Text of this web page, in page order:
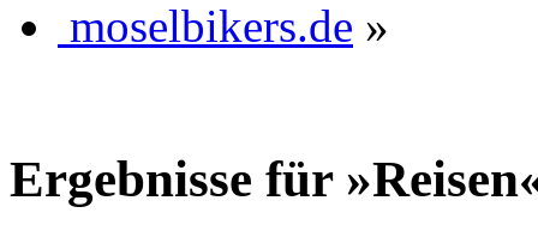
moselbikers.de »
Ergebnisse für